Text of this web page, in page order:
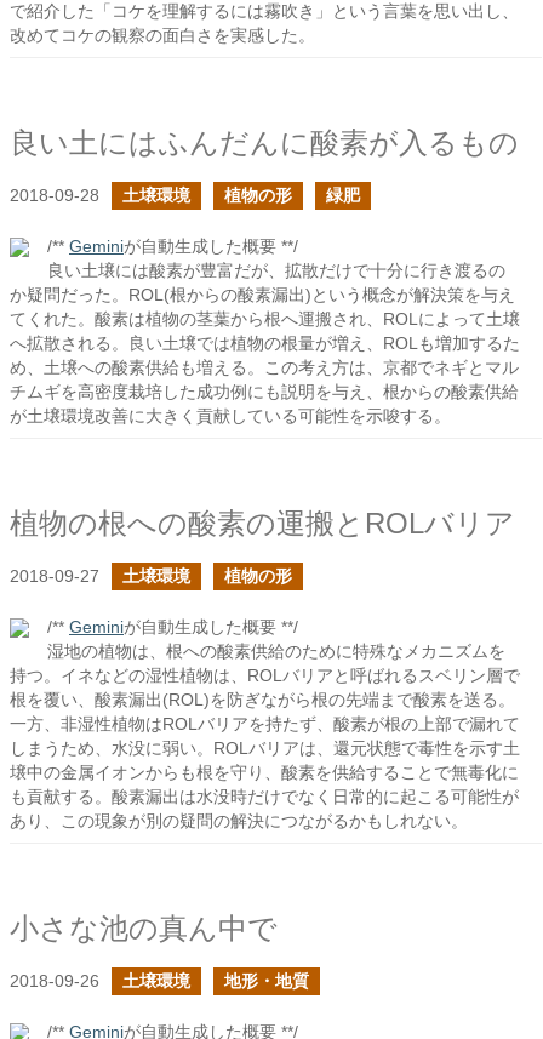
で紹介した「コケを理解するには霧吹き」という言葉を思い出し、
改めてコケの観察の面白さを実感した。
良い土にはふんだんに酸素が入るもの
2018-09-28 土壌環境 植物の形 緑肥
/** Geminiが自動生成した概要 **/
良い土壌には酸素が豊富だが、拡散だけで十分に行き渡るの
か疑問だった。ROL(根からの酸素漏出)という概念が解決策を与え
てくれた。酸素は植物の茎葉から根へ運搬され、ROLによって土壌
へ拡散される。良い土壌では植物の根量が増え、ROLも増加するた
め、土壌への酸素供給も増える。この考え方は、京都でネギとマル
チムギを高密度栽培した成功例にも説明を与え、根からの酸素供給
が土壌環境改善に大きく貢献している可能性を示唆する。
植物の根への酸素の運搬とROLバリア
2018-09-27 土壌環境 植物の形
/** Geminiが自動生成した概要 **/
湿地の植物は、根への酸素供給のために特殊なメカニズムを
持つ。イネなどの湿性植物は、ROLバリアと呼ばれるスベリン層で
根を覆い、酸素漏出(ROL)を防ぎながら根の先端まで酸素を送る。
一方、非湿性植物はROLバリアを持たず、酸素が根の上部で漏れて
しまうため、水没に弱い。ROLバリアは、還元状態で毒性を示す土
壌中の金属イオンからも根を守り、酸素を供給することで無毒化に
も貢献する。酸素漏出は水没時だけでなく日常的に起こる可能性が
あり、この現象が別の疑問の解決につながるかもしれない。
小さな池の真ん中で
2018-09-26 土壌環境 地形・地質
/** Geminiが自動生成した概要 **/